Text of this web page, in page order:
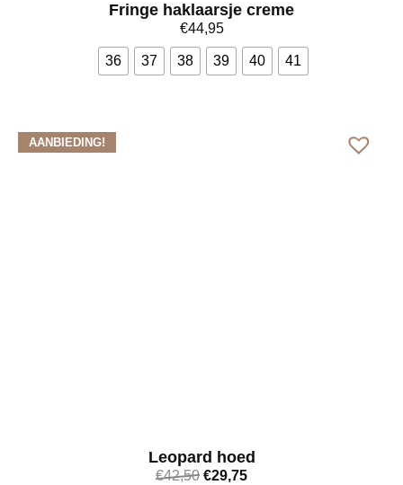
Fringe haklaarsje creme
€44,95
36 37 38 39 40 41
AANBIEDING!
Leopard hoed
€42,50 €29,75